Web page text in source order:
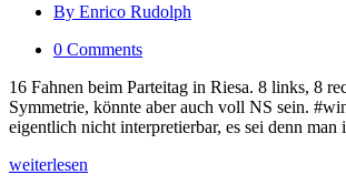
By Enrico Rudolph
0 Comments
16 Fahnen beim Parteitag in Riesa. 8 links, 8
Symmetrie, könnte aber auch voll NS sein.
eigentlich nicht interpretierbar, es sei denn
weiterlesen